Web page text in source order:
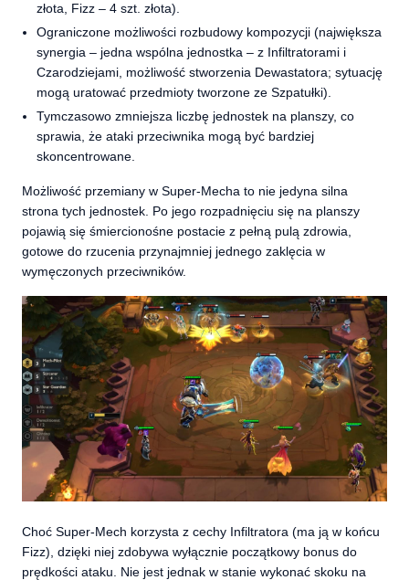
złota, Fizz – 4 szt. złota).
Ograniczone możliwości rozbudowy kompozycji (największa
synergia – jedna wspólna jednostka – z Infiltratorami i
Czarodziejami, możliwość stworzenia Dewastatora; sytuację
mogą uratować przedmioty tworzone ze Szpatułki).
Tymczasowo zmniejsza liczbę jednostek na planszy, co
sprawia, że ataki przeciwnika mogą być bardziej
skoncentrowane.
Możliwość przemiany w Super-Mecha to nie jedyna silna
strona tych jednostek. Po jego rozpadnięciu się na planszy
pojawią się śmiercionośne postacie z pełną pulą zdrowia,
gotowe do rzucenia przynajmniej jednego zaklęcia w
wymęczonych przeciwników.
Choć Super-Mech korzysta z cechy Infiltratora (ma ją w końcu
Fizz), dzięki niej zdobywa wyłącznie początkowy bonus do
prędkości ataku. Nie jest jednak w stanie wykonać skoku na